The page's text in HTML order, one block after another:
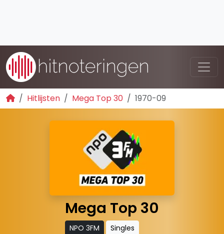
Hitlijsten Mega Top 30 1970-09
Mega Top 30
NPO 3FM Singles